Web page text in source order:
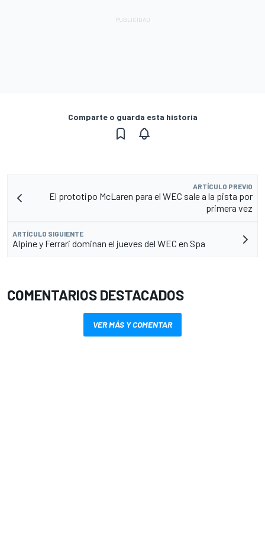
Comparte o guarda esta historia
ARTÍCULO PREVIO
El prototipo McLaren para el WEC sale a la pista por
primera vez
ARTÍCULO SIGUIENTE
Alpine y Ferrari dominan el jueves del WEC en Spa
COMENTARIOS DESTACADOS
VER MÁS Y COMENTAR